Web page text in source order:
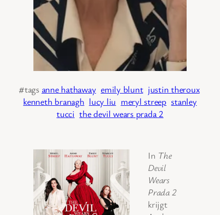
#tags anne hathaway emily blunt justin theroux
kenneth branagh lucy liu meryl streep stanley
tucci the devil wears prada 2
In The
Devil
Wears
Prada 2
krijgt